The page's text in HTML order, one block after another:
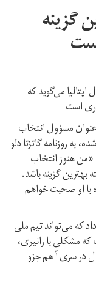
گزینه
ایتالیا می‌گوید که
است
مسؤول انتخاب
روزنامه گاتزتا دلو
هنوز انتخاب
بهترین گزینه باشد.
با او صحبت خواهم
در رقابت‌های یورو ۲۰۱۶ نشان داد که می‌تواند تیم ملی
مشکلی با رانیری،
در سری آ هم جزو